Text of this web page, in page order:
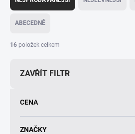
z
í
ABECEDNĚ
16 položek celkem
ZAVŘÍT FILTR
CENA
ZNAČKY